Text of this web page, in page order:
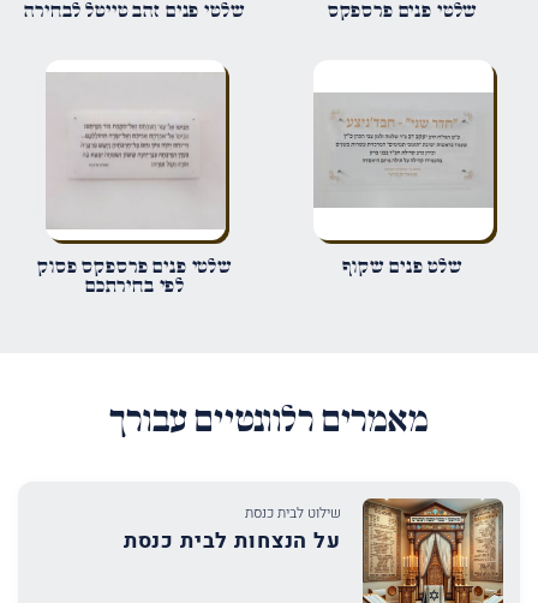
שלטי פנים פרספקס שלטי פנים זהב טייטל לבחירה
שלט פנים שקוף
שלטי פנים פרספקס פסוק
לפי בחירתכם
מאמרים רלוונטיים עבורך
שילוט לבית כנסת
על הנצחות לבית כנסת